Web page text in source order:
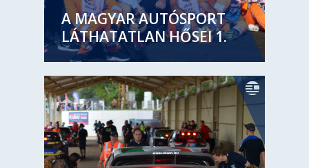
A MAGYAR AUTÓSPORT
LÁTHATATLAN HŐSEI 1.